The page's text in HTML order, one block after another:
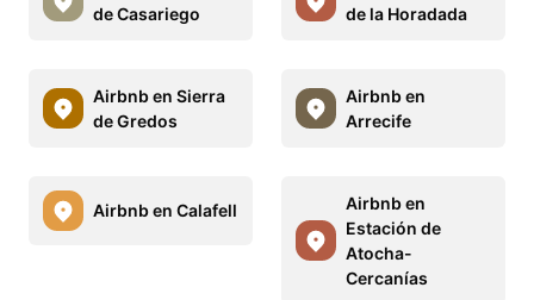
de Casariego
de la Horadada
Airbnb en Sierra
de Gredos
Airbnb en
Arrecife
Airbnb en Calafell
Airbnb en
Estación de
Atocha-
Cercanías